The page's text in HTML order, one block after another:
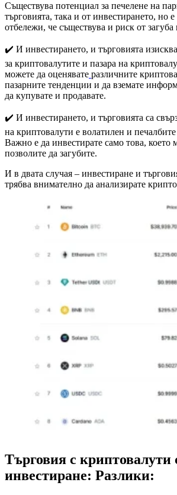
Съществува потенциал за печелене на
търговията, така и от инвестирането, но
отбележи, че съществува и риск от загуба
✔️ И инвестирането, и търговията
за криптовалутите и пазара на
можете да оценявате различните
пазарните тенденции и да вземате
да купувате и продавате.
✔️ И инвестирането, и търговията са
на криптовалути е волатилен и
Важно е да инвестирате само това, което
позволите да загубите.
И в двата случая – инвестиране и
трябва внимателно да анализирате
Търговия с криптовалути
инвестиране: Разлики: